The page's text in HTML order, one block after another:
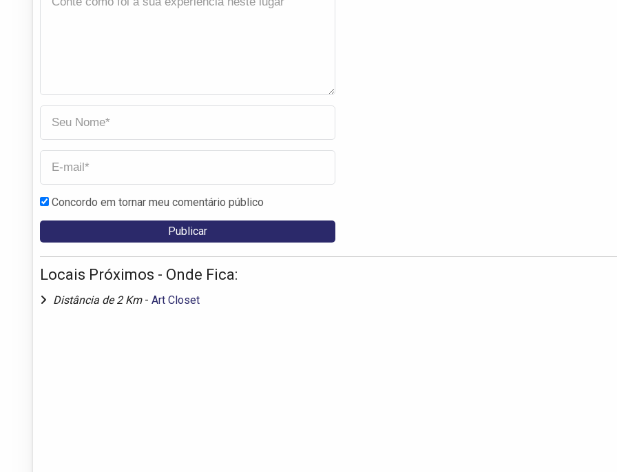
Concordo em tornar meu comentário público
Locais Próximos - Onde Fica:
Distância de 2 Km - Art Closet